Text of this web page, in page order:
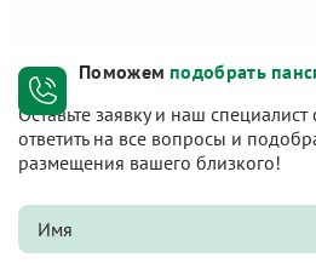
Поможем подобрать
Оставьте заявку и наш
ответить на все вопросы и
размещения вашего близкого!